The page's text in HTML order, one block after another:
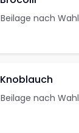
nach Wahl
nach Wahl